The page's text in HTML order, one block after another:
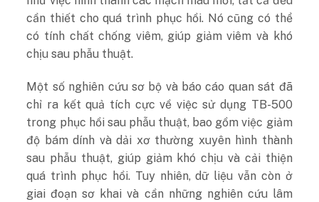
cần thiết cho quá trình phục hồi. Nó cũng có thể
có tính chất chống viêm, giúp giảm viêm và khó
chịu sau phẫu thuật.
Một số nghiên cứu sơ bộ và báo cáo quan sát đã
chỉ ra kết quả tích cực về việc sử dụng TB-500
trong phục hồi sau phẫu thuật, bao gồm việc giảm
độ bám dính và dải xơ thường xuyên hình thành
sau phẫu thuật, giúp giảm khó chịu và cải thiện
quá trình phục hồi. Tuy nhiên, dữ liệu vẫn còn ở
giai đoạn sơ khai và cần những nghiên cứu lâm